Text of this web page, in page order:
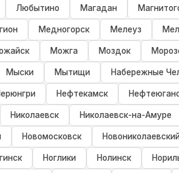
Любытино Магадан
Медногорск Мелеуз
Можга Моздок
Мыски Мытищи Набережные
Нефтекамск
Николаевск Николаевск-на-Амуре
Новомосковск
Ноглики Нолинск